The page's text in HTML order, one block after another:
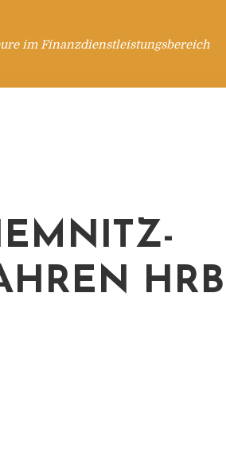
im Finanzdienstleistungsbereich
HRB